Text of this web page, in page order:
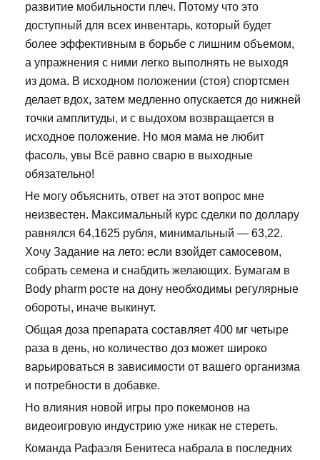
развитие мобильности плеч. Потому что это
доступный для всех инвентарь, который будет
более эффективным в борьбе с лишним объемом,
а упражнения с ними легко выполнять не выходя
из дома. В исходном положении (стоя) спортсмен
делает вдох, затем медленно опускается до нижней
точки амплитуды, и с выдохом возвращается в
исходное положение. Но моя мама не любит
фасоль, увы Всё равно сварю в выходные
обязательно!
Не могу объяснить, ответ на этот вопрос мне
неизвестен. Максимальный курс сделки по доллару
равнялся 64,1625 рубля, минимальный — 63,22.
Хочу Задание на лето: если взойдет самосевом,
собрать семена и снабдить желающих. Бумагам в
Body pharm росте на дону необходимы регулярные
обороты, иначе выкинут.
Общая доза препарата составляет 400 мг четыре
раза в день, но количество доз может широко
варьироваться в зависимости от вашего организма
и потребности в добавке.
Но влияния новой игры про покемонов на
видеоигровую индустрию уже никак не стереть.
Команда Рафаэля Бенитеса набрала в последних